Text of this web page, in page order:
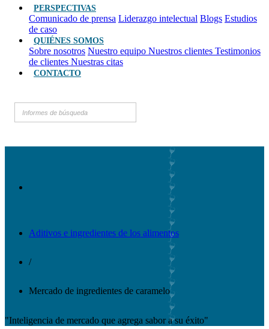
PERSPECTIVAS
Comunicado de prensa Liderazgo intelectual Blogs Estudios
de caso
QUIÉNES SOMOS
Sobre nosotros Nuestro equipo Nuestros clientes Testimonios
de clientes Nuestras citas
CONTACTO
Aditivos e ingredientes de los alimentos
/
Mercado de ingredientes de caramelo
"Inteligencia de mercado que agrega sabor a su éxito"